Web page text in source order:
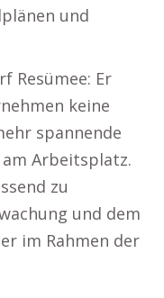
und
Resümee: Er
keine
spannende
Arbeitsplatz.
zu
und dem
im Rahmen der